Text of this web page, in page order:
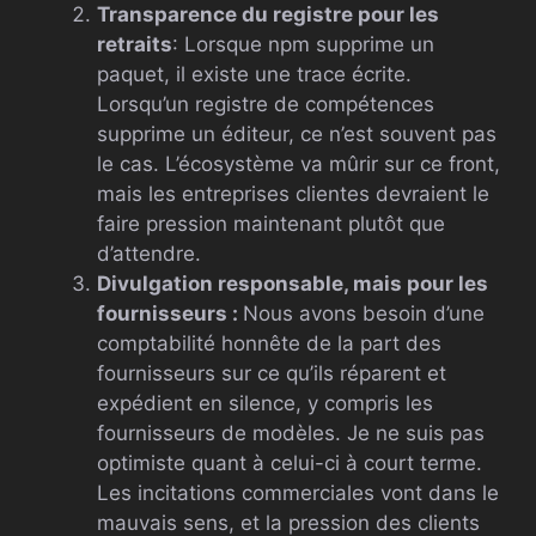
Transparence du registre pour les
retraits: Lorsque npm supprime un
paquet, il existe une trace écrite.
Lorsqu’un registre de compétences
supprime un éditeur, ce n’est souvent pas
le cas. L’écosystème va mûrir sur ce front,
mais les entreprises clientes devraient le
faire pression maintenant plutôt que
d’attendre.
Divulgation responsable, mais pour les
fournisseurs : Nous avons besoin d’une
comptabilité honnête de la part des
fournisseurs sur ce qu’ils réparent et
expédient en silence, y compris les
fournisseurs de modèles. Je ne suis pas
optimiste quant à celui-ci à court terme.
Les incitations commerciales vont dans le
mauvais sens, et la pression des clients